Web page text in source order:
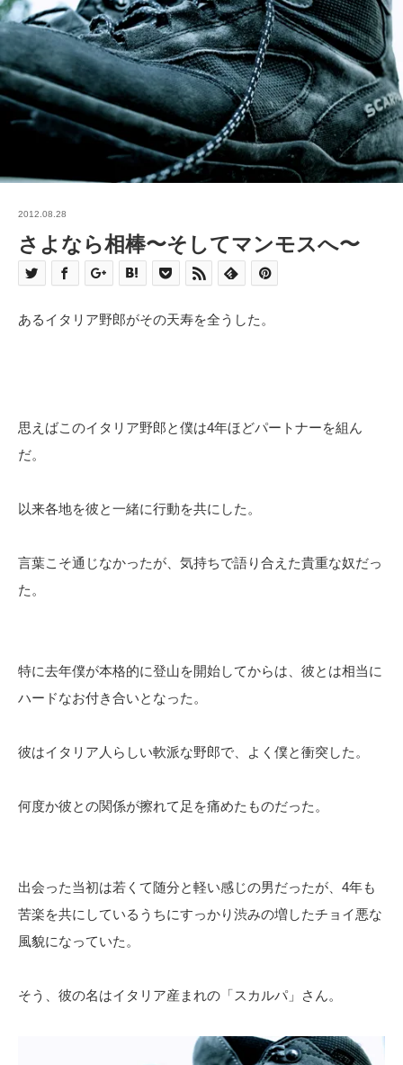
2012.08.28
さよなら相棒〜そしてマンモスへ〜
あるイタリア野郎がその天寿を全うした。
思えばこのイタリア野郎と僕は4年ほどパートナーを組ん
だ。
以来各地を彼と一緒に行動を共にした。
言葉こそ通じなかったが、気持ちで語り合えた貴重な奴だっ
た。
特に去年僕が本格的に登山を開始してからは、彼とは相当に
ハードなお付き合いとなった。
彼はイタリア人らしい軟派な野郎で、よく僕と衝突した。
何度か彼との関係が擦れて足を痛めたものだった。
出会った当初は若くて随分と軽い感じの男だったが、4年も
苦楽を共にしているうちにすっかり渋みの増したチョイ悪な
風貌になっていた。
そう、彼の名はイタリア産まれの「スカルパ」さん。